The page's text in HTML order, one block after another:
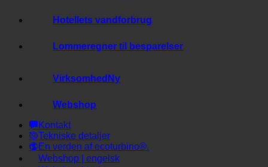
Webshop
Kontakt
Tekniske detaljer
En verden af ecoturbino®.